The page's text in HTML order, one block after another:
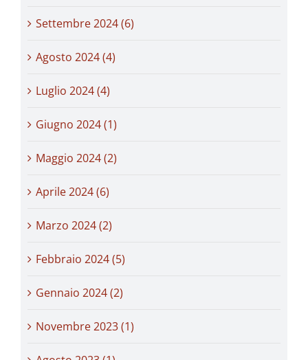
Settembre 2024 (6)
Agosto 2024 (4)
Luglio 2024 (4)
Giugno 2024 (1)
Maggio 2024 (2)
Aprile 2024 (6)
Marzo 2024 (2)
Febbraio 2024 (5)
Gennaio 2024 (2)
Novembre 2023 (1)